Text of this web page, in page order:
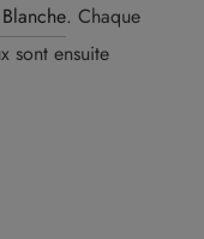
. Chaque
sont ensuite